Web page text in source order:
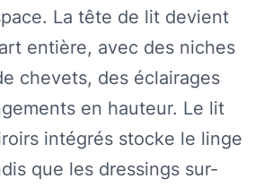
La tête de lit devient
entière, avec des niches
chevets, des éclairages
en hauteur. Le lit
intégrés stocke le linge
que les dressings sur-